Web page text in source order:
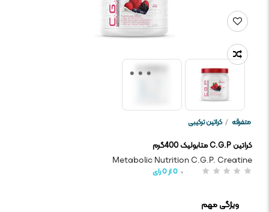
متفرقه / کراتین ترکیبی
کراتین C.G.P متابولیک 400گرم
Metabolic Nutrition C.G.P. Creatine
0از0رای
ویژگی مهم